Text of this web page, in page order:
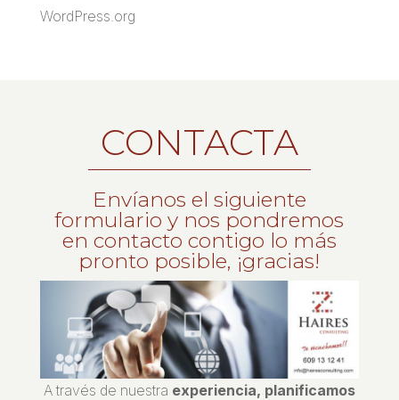
WordPress.org
CONTACTA
Envíanos el siguiente
formulario y nos pondremos
en contacto contigo lo más
pronto posible, ¡gracias!
A través de nuestra experiencia, planificamos